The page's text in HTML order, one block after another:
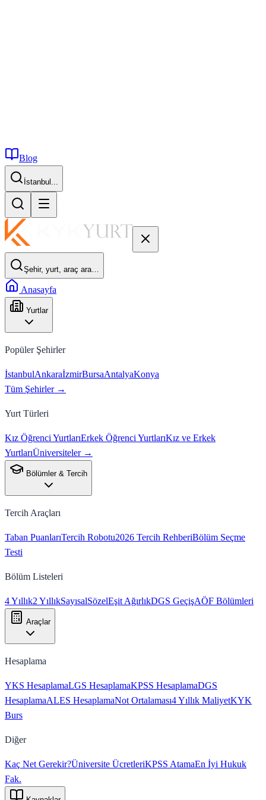
Blog
İstanbul...
Şehir, yurt, araç ara…
Anasayfa
Yurtlar
Popüler Şehirler
İstanbulAnkaraİzmirBursaAntalyaKonya
Tüm Şehirler →
Yurt Türleri
Kız Öğrenci YurtlarıErkek Öğrenci YurtlarıKız ve Erkek
YurtlarıÜniversiteler →
Bölümler & Tercih
Tercih Araçları
Taban PuanlarıTercih Robotu2026 Tercih RehberiBölüm Seçme
Testi
Bölüm Listeleri
4 Yıllık2 YıllıkSayısalSözelEşit AğırlıkDGS GeçişAÖF Bölümleri
Araçlar
Hesaplama
YKS HesaplamaLGS HesaplamaKPSS HesaplamaDGS
HesaplamaALES HesaplamaNot Ortalaması4 Yıllık MaliyetKYK
Burs
Diğer
Kaç Net Gerekir?Üniversite ÜcretleriKPSS AtamaEn İyi Hukuk
Fak.